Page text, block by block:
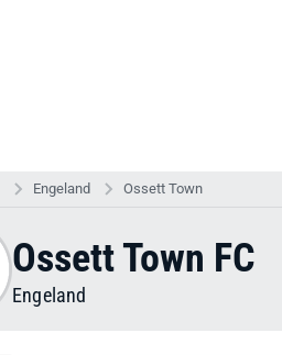
Engeland Ossett Town
Ossett Town FC
Engeland